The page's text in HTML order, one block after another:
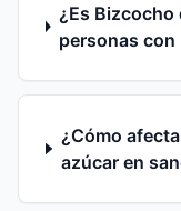
¿Es
personas con
¿Cómo
azúcar en